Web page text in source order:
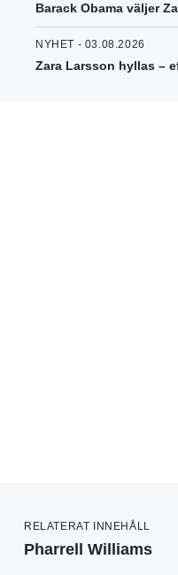
Barack Obama väljer
NYHET - 03.08.2026
Zara Larsson hyllas –
RELATERAT INNEHÅLL
Pharrell Williams